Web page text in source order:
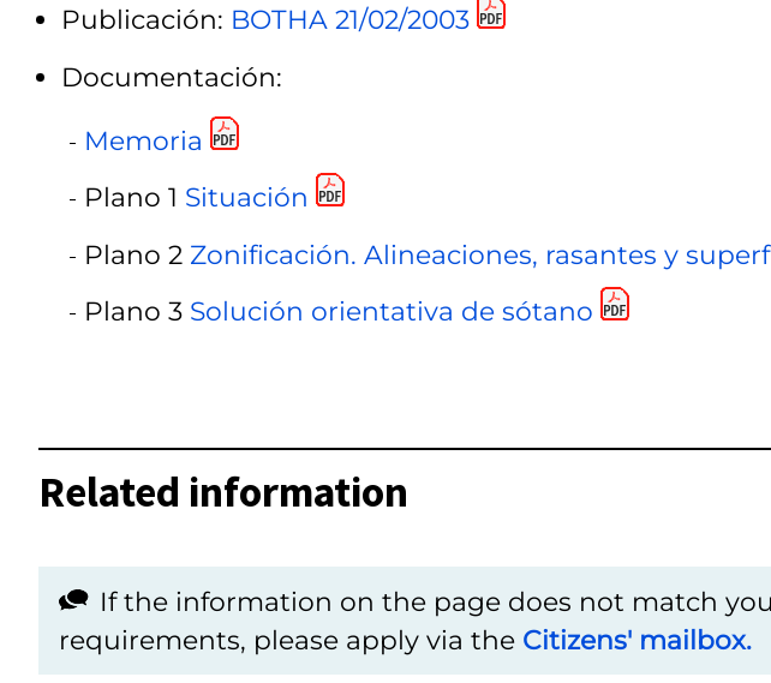
Publicación: BOTHA 21/02/2003
Documentación:
Memoria
Plano 1 Situación
Plano 2 Zonificación. Alineaciones, rasantes y
Plano 3 Solución orientativa de sótano
Related information
If the information on the page does not match
requirements, please apply via the Citizens' mailbox.